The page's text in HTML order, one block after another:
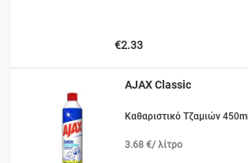
€2.33
AJAX Classic
Καθαριστικό Τζαμιών 450ml
3.68 €/ λίτρο